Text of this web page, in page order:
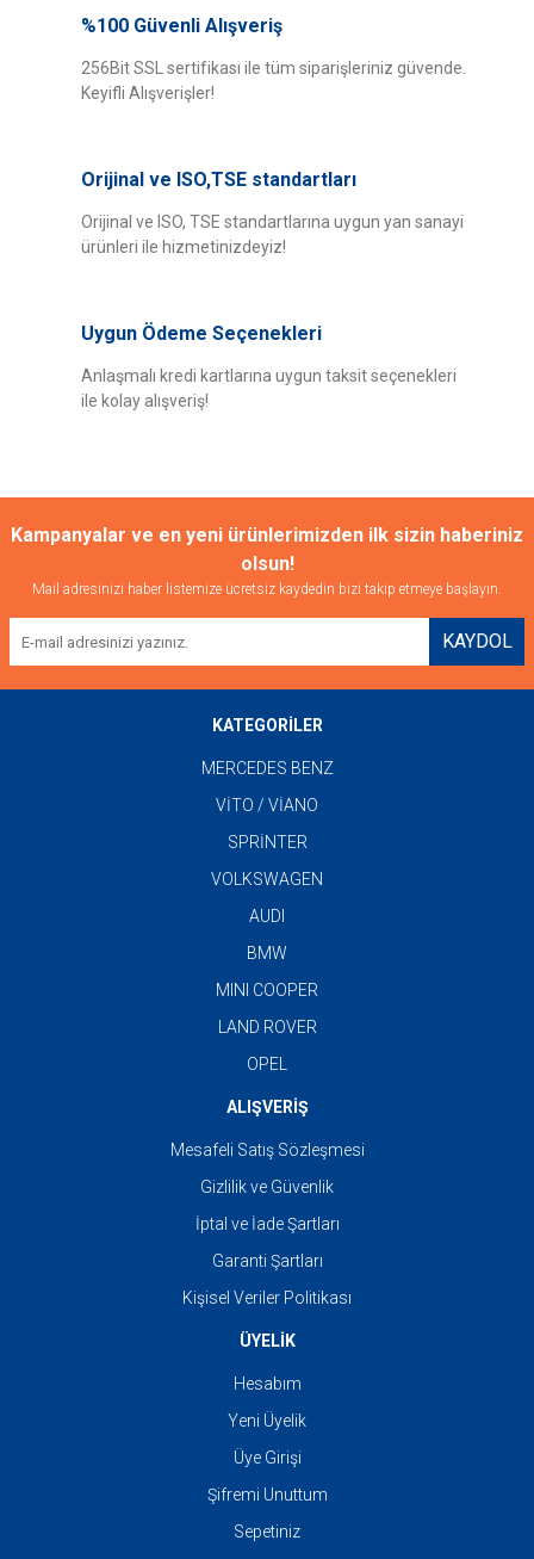
Bu ürüne ilk yorumu siz yapın!
yetersiz gördüğünüz noktaları öneri formunu kullanarak tarafımıza
iletebilirsiniz.
Görüş ve önerileriniz için teşekkür ederiz.
Ürün bilgilerinde hatalar bulunuyor.
Ürün fiyatı diğer sitelerden daha pahalı.
Bu ürüne benzer farklı alternatifler olmalı.
%100 Güvenli Alışveriş
256Bit SSL sertifikası ile tüm siparişleriniz güvende.
Keyifli Alışverişler!
Orijinal ve ISO,TSE standartları
Orijinal ve ISO, TSE standartlarına uygun yan sanayi
ürünleri ile hizmetinizdeyiz!
Uygun Ödeme Seçenekleri
Anlaşmalı kredi kartlarına uygun taksit seçenekleri
ile kolay alışveriş!
Kampanyalar ve en yeni ürünlerimizden ilk sizin haberiniz
olsun!
Mail adresinizi haber listemize ücretsiz kaydedin bizi takip etmeye başlayın.
KAYDOL
KATEGORİLER
MERCEDES BENZ
VİTO / VİANO
SPRİNTER
VOLKSWAGEN
AUDI
BMW
MINI COOPER
LAND ROVER
OPEL
ALIŞVERİŞ
Mesafeli Satış Sözleşmesi
Gizlilik ve Güvenlik
İptal ve İade Şartları
Garanti Şartları
Kişisel Veriler Politikası
ÜYELİK
Hesabım
Yeni Üyelik
Üye Girişi
Şifremi Unuttum
Sepetiniz